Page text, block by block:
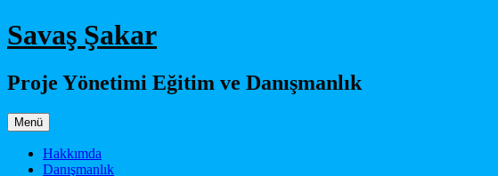
İçeriğe
atla
Savaş Şakar
Proje Yönetimi Eğitim ve Danışmanlık
Menü
Hakkımda
Danışmanlık